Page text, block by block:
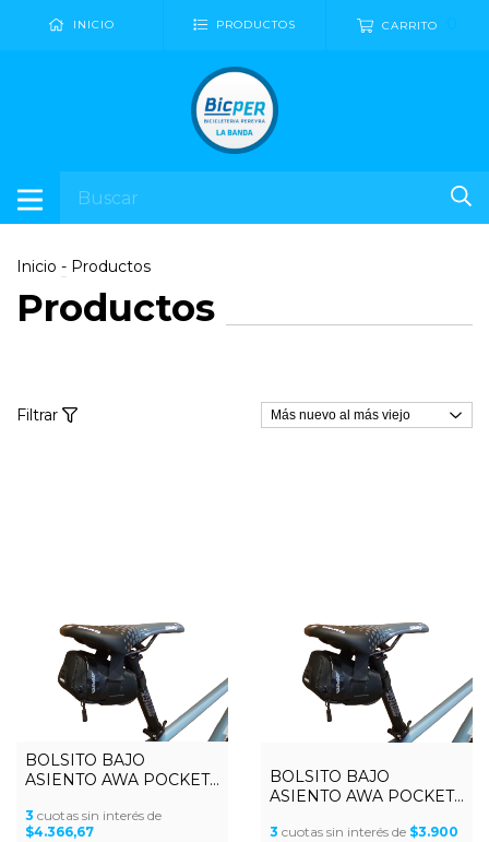
INICIO PRODUCTOS CARRITO
Inicio - Productos
Productos
Filtrar
BOLSITO BAJO
ASIENTO AWA POCKET
3 cuotas sin interés de
$4.366,67
BOLSITO BAJO
ASIENTO AWA POCKET
3 cuotas sin interés de $3.900